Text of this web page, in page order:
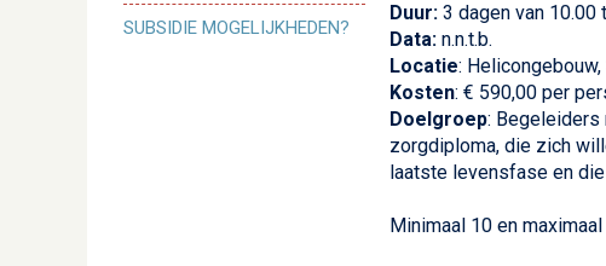
SUBSIDIE MOGELIJKHEDEN?
Duur: 3 dagen van 10.00
Data: n.n.t.b.
Locatie:
Kosten: € 590,00 per
Doelgroep: Begeleiders
zorgdiploma, die zich
laatste levensfase en
Minimaal 10 en